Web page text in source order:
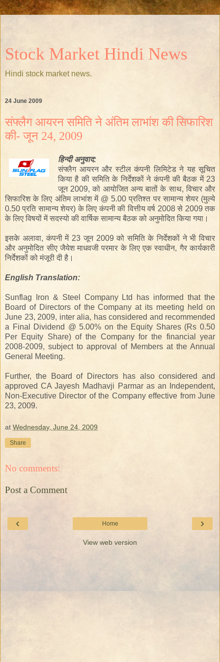
Stock Market Hindi News
Hindi stock market news.
24 June 2009
संफ्लैग आयरन समिति ने अंतिम लाभांश की सिफारिश
की- जून 24, 2009
हिन्दीअनुवाद:
संफ्लैग आयरन और स्टील कंपनी लिमिटेड ने यह सूचित
किया है की समिति के निर्देशकों ने कंपनी की बैठक में 23
जून 2009, को आयोजित अन्य बातों के साथ, विचार और
सिफारिश के लिए अंतिम लाभांश में @ 5.00 प्रतिश्त पर सामान्य शेयर (मुल्ये
0.50 प्रति सामान्य शेयर) के लिए कंपनी की वित्तीय वर्ष 2008 से 2009 तक
के लिए विषयों में सदस्यो की वार्षिक सामान्य बैठक को अनुमोदित किया गया।
इसके अलावा, कंपनी में23 जून 2009 को समिति के निर्देशकों ने भी विचार
और अनुमोदित सीए जैयेश माधवजी परमार के लिए एक स्वाधीन, गैर कार्यकारी
निर्देशकों को मंजूरी दी है।
English Translation:
Sunflag Iron & Steel Company Ltd has informed that the
Board of Directors of the Company at its meeting held on
June 23, 2009, inter alia, has considered and recommended
a Final Dividend @ 5.00% on the Equity Shares (Rs 0.50
Per Equity Share) of the Company for the financial year
2008-2009, subject to approval of Members at the Annual
General Meeting.
Further, the Board of Directors has also considered and
approved CA Jayesh Madhavji Parmar as an Independent,
Non-Executive Director of the Company effective from June
23, 2009.
at Wednesday, June 24, 2009
Share
No comments:
Post a Comment
‹ ›
Home
View web version